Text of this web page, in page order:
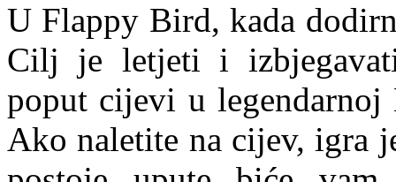
U Flappy Bird, kada
Cilj je letjeti i
poput cijevi u
Ako naletite na cijev, igra